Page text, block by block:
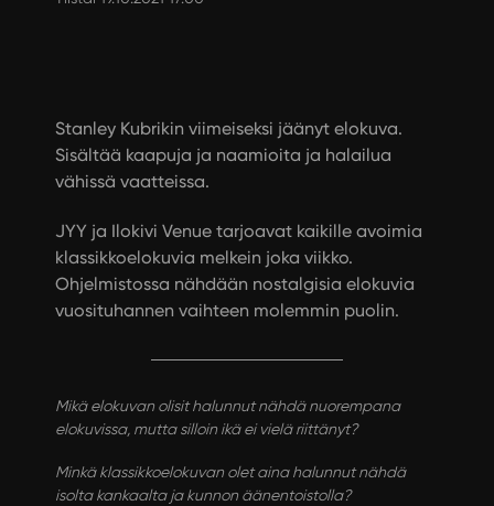
Stanley Kubrikin viimeiseksi jäänyt elokuva.
Sisältää kaapuja ja naamioita ja halailua
vähissä vaatteissa.
JYY ja Ilokivi Venue tarjoavat kaikille avoimia
klassikkoelokuvia melkein joka viikko.
Ohjelmistossa nähdään nostalgisia elokuvia
vuosituhannen vaihteen molemmin puolin.
Mikä elokuvan olisit halunnut nähdä nuorempana
elokuvissa, mutta silloin ikä ei vielä riittänyt?
Minkä klassikkoelokuvan olet aina halunnut nähdä
isolta kankaalta ja kunnon äänentoistolla?